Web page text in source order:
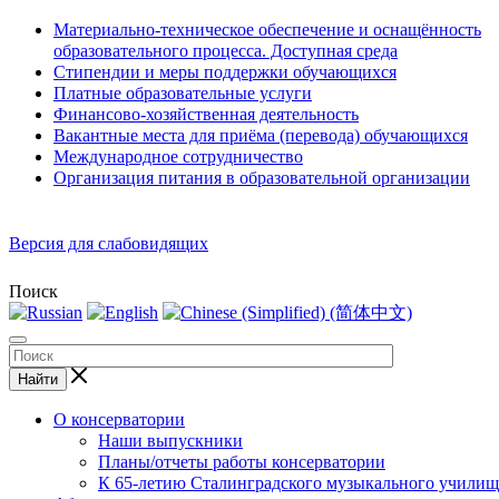
Материально-техническое обеспечение и оснащённость
образовательного процесса. Доступная среда
Стипендии и меры поддержки обучающихся
Платные образовательные услуги
Финансово-хозяйственная деятельность
Вакантные места для приёма (перевода) обучающихся
Международное сотрудничество
Организация питания в образовательной организации
Версия для слабовидящих
Поиск
Найти
О консерватории
Наши выпускники
Планы/отчеты работы консерватории
К 65-летию Сталинградского музыкального